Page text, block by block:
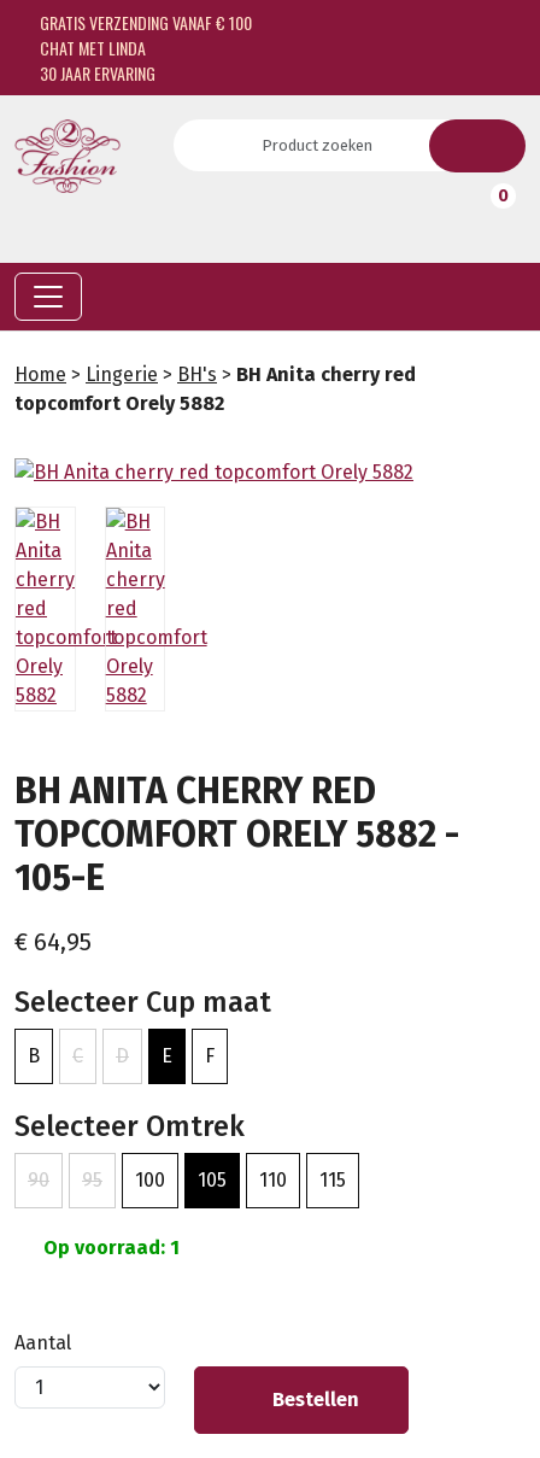
GRATIS VERZENDING VANAF € 100
CHAT MET LINDA
30 JAAR ERVARING
0
Home > Lingerie > BH's > BH Anita cherry red
topcomfort Orely 5882
BH ANITA CHERRY RED
TOPCOMFORT ORELY 5882 -
105-E
€ 64,95
Selecteer Cup maat
B C D E F
Selecteer Omtrek
90 95 100 105 110 115
Op voorraad: 1
Aantal
Bestellen